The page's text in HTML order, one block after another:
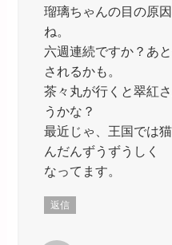
瑠璃ちゃんの目の原
ね。
六週連続ですか？あ
されるかも。
茶々丸が行くと翠紅
うかな？
最近じゃ、王国では
んだんずうずうしく
なってます。
返信